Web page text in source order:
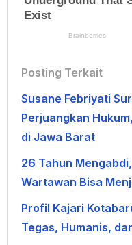
Posting Terkait
Susane Febriyati
Perjuangkan
di Jawa Barat
26 Tahun
Wartawan Bisa
Profil Kajari
Tegas, Humanis,